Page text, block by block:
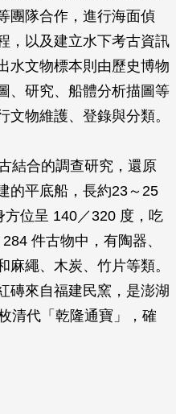
團隊合作，進行海面偵
，以及建立水下考古資訊
水文物標本則由歷史博物
、研究、船體分析描圖等
物維護、登錄與分類。
結合的調查研究，還原
的平底船，長約23～25
位呈 140／320 度，吃
件古物中，有陶器、
繩、木炭、竹片等類。
磚來自福建民窯，是澎湖
清代「乾隆通寶」，確